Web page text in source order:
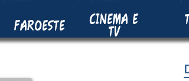
FAROESTE CINEMA E
TV